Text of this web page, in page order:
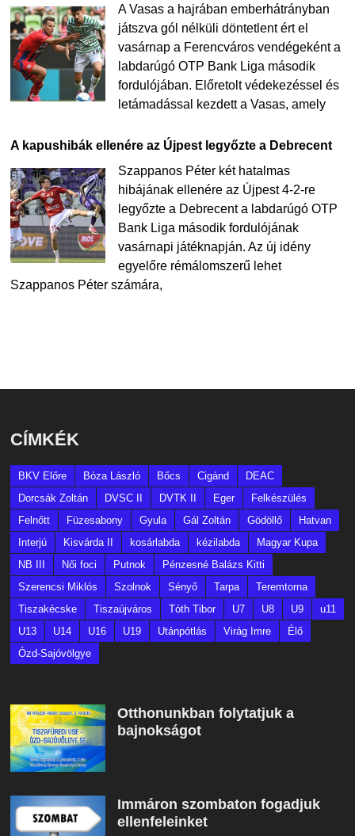
A Vasas a hajrában emberhátrányban
játszva gól nélküli döntetlent ért el
vasárnap a Ferencváros vendégeként a
labdarúgó OTP Bank Liga második
fordulójában. Előretolt védekezéssel és
letámadással kezdett a Vasas, amely
A kapushibák ellenére az Újpest legyőzte a Debrecent
Szappanos Péter két hatalmas
hibájának ellenére az Újpest 4-2-re
legyőzte a Debrecent a labdarúgó OTP
Bank Liga második fordulójának
vasárnapi játéknapján. Az új idény
egyelőre rémálomszerű lehet
Szappanos Péter számára,
CÍMKÉK
BKV Előre Bóza László Bőcs Cigánd
DEAC
Dorcsák Zoltán
DVSC II DVTK II Eger
Felkészülés
Felnőtt
Füzesabony Gyula Gál Zoltán Gödöllő
Hatvan
Interjú
Kisvárda II kosárlabda kézilabda
Magyar Kupa
NB III
Női foci Putnok
Pénzesné Balázs Kitti
Szerencsi Miklós
Szolnok Sényő Tarpa
Teremtorna
Tiszakécske
Tiszaújváros Tóth Tibor U7 U8 U9
u11
U13
U14 U16 U19 Utánpótlás Virág Imre
Élő
Ózd-Sajóvölgye
Otthonunkban folytatjuk a
bajnokságot
Immáron szombaton fogadjuk
ellenfeleinket